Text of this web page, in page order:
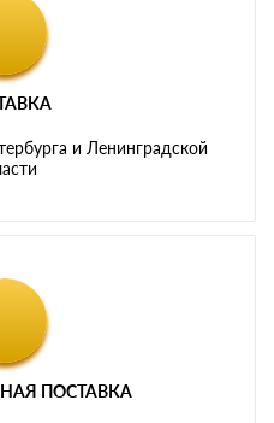
и Ленинградской
ПОСТАВКА